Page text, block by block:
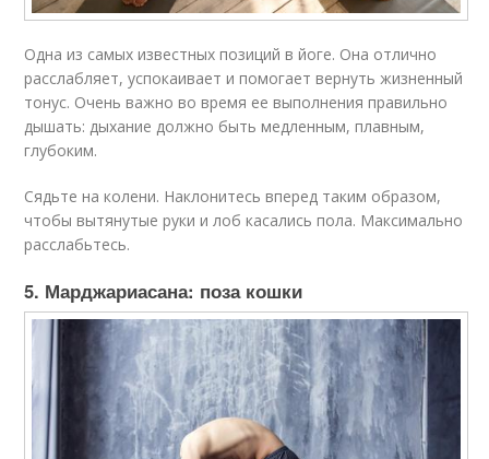
Одна из самых известных позиций в йоге. Она отлично
расслабляет, успокаивает и помогает вернуть жизненный
тонус. Очень важно во время ее выполнения правильно
дышать: дыхание должно быть медленным, плавным,
глубоким.
Сядьте на колени. Наклонитесь вперед таким образом,
чтобы вытянутые руки и лоб касались пола. Максимально
расслабьтесь.
5. Марджариасана: поза кошки